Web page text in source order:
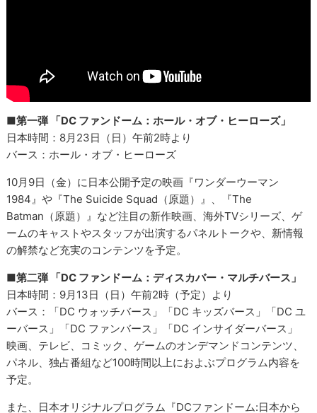
■第一弾 「DC ファンドーム：ホール・オブ・ヒーローズ」
日本時間：8月23日（日）午前2時より
バース：ホール・オブ・ヒーローズ
10月9日（金）に日本公開予定の映画『ワンダーウーマン
1984』や『The Suicide Squad（原題）』、『The
Batman（原題）』など注目の新作映画、海外TVシリーズ、ゲ
ームのキャストやスタッフが出演するパネルトークや、新情報
の解禁など充実のコンテンツを予定。
■第二弾 「DC ファンドーム：ディスカバー・マルチバース」
日本時間：9月13日（日）午前2時（予定）より
バース：「DC ウォッチバース」「DC キッズバース」「DC ユ
ーバース」「DC ファンバース」「DC インサイダーバース」
映画、テレビ、コミック、ゲームのオンデマンドコンテンツ、
パネル、独占番組など100時間以上におよぶプログラム内容を
予定。
また、日本オリジナルプログラム『DCファンドーム:日本から